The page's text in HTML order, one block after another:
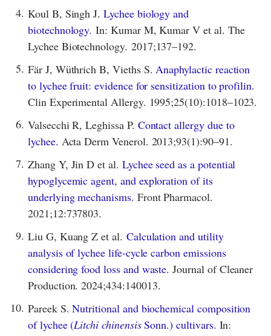
4. Koul B, Singh J.Lychee biology and
biotechnology. In: Kumar M, Kumar V et al. The
Lychee Biotechnology. 2017;137–192.
5. Fär J, Wüthrich B, Vieths S.Anaphylactic reaction
to lychee fruit: evidence for sensitization to profilin.
Clin Experimental Allergy. 1995;25(10):1018–1023.
6. Valsecchi R, Leghissa P. Contact allergy due to
lychee. Acta Derm Venerol. 2013;93(1):90–91.
7. Zhang Y, Jin D et al. Lychee seed as a potential
hypoglycemic agent, and exploration of its
underlying mechanisms. Front Pharmacol.
2021;12:737803.
9. Liu G, Kuang Z et al. Calculation and utility
analysis of lychee life-cycle carbon emissions
considering food loss and waste. Journal of Cleaner
Production. 2024;434:140013.
10. Pareek S.Nutritional and biochemical composition
of lychee (Litchi chinensisSonn.) cultivars. In: